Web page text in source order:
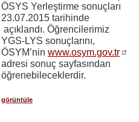
ÖSYS Yerleştirme sonuçları
23.07.2015 tarihinde
açıklandı. Öğrencilerimiz
YGS-LYS sonuçlarını,
ÖSYM’nin www.osym.gov.tr
adresi sonuç sayfasından
öğrenebileceklerdir.
görüntüle